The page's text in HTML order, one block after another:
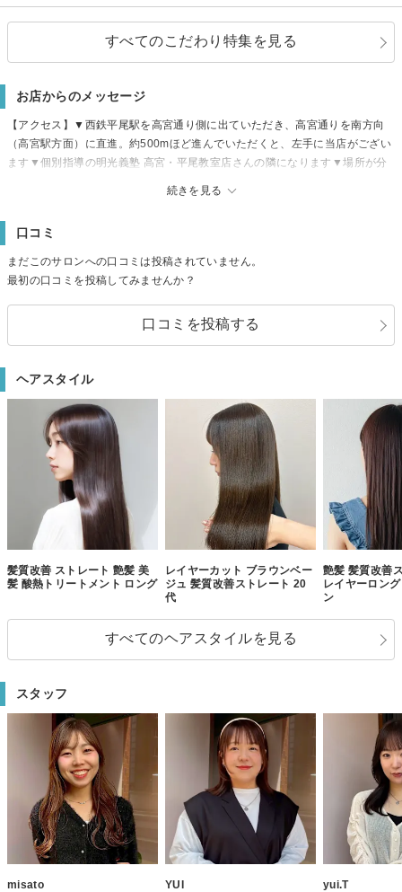
すべてのこだわり特集を見る
お店からのメッセージ
続きを見る
【アクセス】▼西鉄平尾駅を高宮通り側に出ていただき、高宮通りを南方向
（高宮駅方面）に直進。約500mほど進んでいただくと、左手に当店がござい
ます▼個別指導の明光義塾 高宮・平尾教室店さんの隣になります▼場所が分
▼髪質改善が得意な高宮駅/平尾駅近くの美容院▼Aujuaトリートメントや酸
熱トリートメント等の髪質改善トリートメントが口コミ高評価▼マンツーマ
ンの女性専用半個室美容室で居心地◎▼うねり/乾燥/広がり等の悩みも髪質改
口コミ
まだこのサロンへの口コミは投稿されていません。
最初の口コミを投稿してみませんか？
口コミを投稿する
ヘアスタイル
髪質改善 ストレート 艶髪 美
髪 酸熱トリートメント ロング
レイヤーカット ブラウンベー
ジュ 髪質改善ストレート 20
代
艶髪 髪質改善
レイヤーロン
ン
すべてのヘアスタイルを見る
スタッフ
misato YUI yui.T